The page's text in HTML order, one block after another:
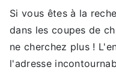
Si vous êtes à la
dans les coupes de
ne cherchez plus !
l'adresse